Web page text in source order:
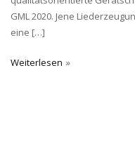
GML 2020. Jene
eine […]
Weiterlesen